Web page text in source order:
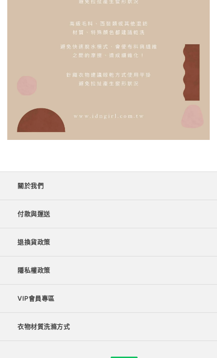
關於我們
付款與運送
退換貨政策
隱私權政策
VIP會員專區
衣物材質洗滌方式